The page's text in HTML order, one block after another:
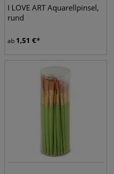
I LOVE ART Aquarellpinsel,
rund
ab 1,51 €